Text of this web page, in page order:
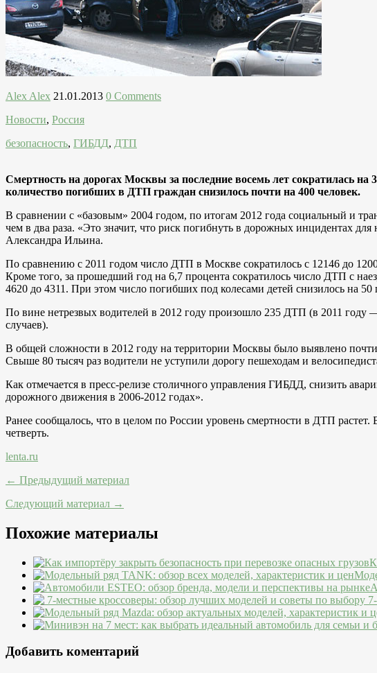
Alex Alex 21.01.2013 0 Comments
Новости, Россия
безопасность, ГИБДД, ДТП
Смертность на дорогах Москвы за последние восемь лет сократилась
количество погибших в ДТП граждан снизилось почти на 400 человек.
В сравнении с «базовым» 2004 годом, по итогам 2012 года социальный и
чем в два раза. «Это значит, что риск погибнуть в дорожных инцидентах
Александра Ильина.
По сравнению с 2011 годом число ДТП в Москве сократилось с 12146 до
Кроме того, за прошедший год на 6,7 процента сократилось число ДТП с
4620 до 4311. При этом число погибших под колесами детей снизилось на
По вине нетрезвых водителей в 2012 году произошло 235 ДТП (в 2011 году
случаев).
В общей сложности в 2012 году на территории Москвы было выявлено
Свыше 80 тысяч раз водители не уступили дорогу пешеходам и
Как отмечается в пресс-релизе столичного управления ГИБДД, снизить
дорожного движения в 2006-2012 годах».
Ранее сообщалось, что в целом по России уровень смертности в ДТП
четверть.
lenta.ru
← Предыдущий материал
Следующий материал →
Похожие материалы
Добавить коментарий